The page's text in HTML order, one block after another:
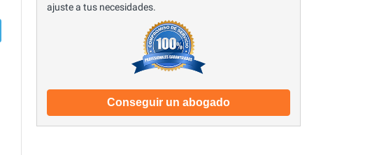
ajuste a tus necesidades.
Conseguir un abogado